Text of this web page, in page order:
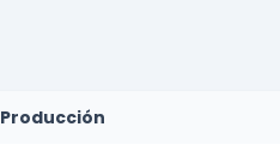
Producción